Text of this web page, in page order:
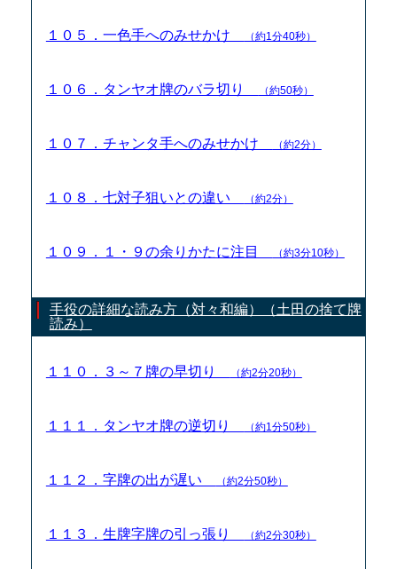
１０５．一色手へのみせかけ （約1分40秒）
１０６．タンヤオ牌のバラ切り （約50秒）
１０７．チャンタ手へのみせかけ （約2分）
１０８．七対子狙いとの違い （約2分）
１０９．１・９の余りかたに注目 （約3分10秒）
手役の詳細な読み方（対々和編）（土田の捨て牌
読み）
１１０．３～７牌の早切り （約2分20秒）
１１１．タンヤオ牌の逆切り （約1分50秒）
１１２．字牌の出が遅い （約2分50秒）
１１３．生牌字牌の引っ張り （約2分30秒）